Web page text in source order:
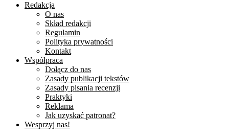
Redakcja
O nas
Skład redakcji
Regulamin
Polityka prywatności
Kontakt
Współpraca
Dołącz do nas
Zasady publikacji tekstów
Zasady pisania recenzji
Praktyki
Reklama
Jak uzyskać patronat?
Wesprzyj nas!